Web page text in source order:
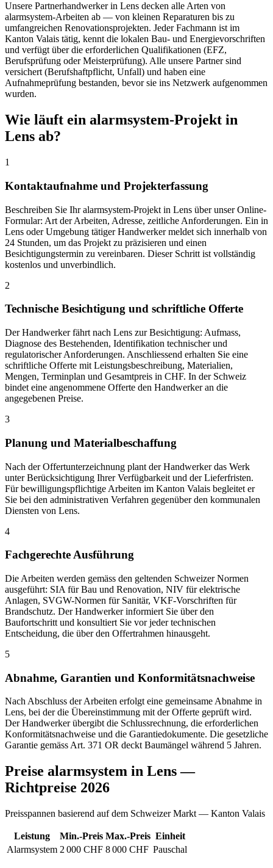
Unsere Partnerhandwerker in Lens decken alle Arten von
alarmsystem-Arbeiten ab — von kleinen Reparaturen bis zu
umfangreichen Renovationsprojekten. Jeder Fachmann ist im
Kanton Valais tätig, kennt die lokalen Bau- und Energievorschriften
und verfügt über die erforderlichen Qualifikationen (EFZ,
Berufsprüfung oder Meisterprüfung). Alle unsere Partner sind
versichert (Berufshaftpflicht, Unfall) und haben eine
Aufnahmeprüfung bestanden, bevor sie ins Netzwerk aufgenommen
wurden.
Wie läuft ein alarmsystem-Projekt in
Lens ab?
1
Kontaktaufnahme und Projekterfassung
Beschreiben Sie Ihr alarmsystem-Projekt in Lens über unser Online-
Formular: Art der Arbeiten, Adresse, zeitliche Anforderungen. Ein in
Lens oder Umgebung tätiger Handwerker meldet sich innerhalb von
24 Stunden, um das Projekt zu präzisieren und einen
Besichtigungstermin zu vereinbaren. Dieser Schritt ist vollständig
kostenlos und unverbindlich.
2
Technische Besichtigung und schriftliche Offerte
Der Handwerker fährt nach Lens zur Besichtigung: Aufmass,
Diagnose des Bestehenden, Identifikation technischer und
regulatorischer Anforderungen. Anschliessend erhalten Sie eine
schriftliche Offerte mit Leistungsbeschreibung, Materialien,
Mengen, Terminplan und Gesamtpreis in CHF. In der Schweiz
bindet eine angenommene Offerte den Handwerker an die
angegebenen Preise.
3
Planung und Materialbeschaffung
Nach der Offertunterzeichnung plant der Handwerker das Werk
unter Berücksichtigung Ihrer Verfügbarkeit und der Lieferfristen.
Für bewilligungspflichtige Arbeiten im Kanton Valais begleitet er
Sie bei den administrativen Verfahren gegenüber den kommunalen
Diensten von Lens.
4
Fachgerechte Ausführung
Die Arbeiten werden gemäss den geltenden Schweizer Normen
ausgeführt: SIA für Bau und Renovation, NIV für elektrische
Anlagen, SVGW-Normen für Sanitär, VKF-Vorschriften für
Brandschutz. Der Handwerker informiert Sie über den
Baufortschritt und konsultiert Sie vor jeder technischen
Entscheidung, die über den Offertrahmen hinausgeht.
5
Abnahme, Garantien und Konformitätsnachweise
Nach Abschluss der Arbeiten erfolgt eine gemeinsame Abnahme in
Lens, bei der die Übereinstimmung mit der Offerte geprüft wird.
Der Handwerker übergibt die Schlussrechnung, die erforderlichen
Konformitätsnachweise und die Garantiedokumente. Die gesetzliche
Garantie gemäss Art. 371 OR deckt Baumängel während 5 Jahren.
Preise alarmsystem in Lens —
Richtpreise 2026
Preisspannen basierend auf dem Schweizer Markt — Kanton Valais
Leistung Min.-Preis Max.-Preis Einheit
Alarmsystem 2 000 CHF 8 000 CHF Pauschal